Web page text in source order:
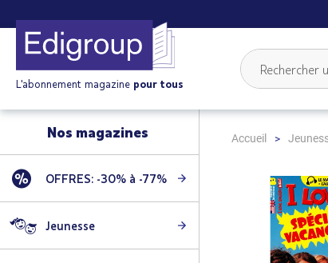
L'abonnement magazine pour tous
Accueil
Nos magazines
OFFRES: -30% à -77%
Jeunesse